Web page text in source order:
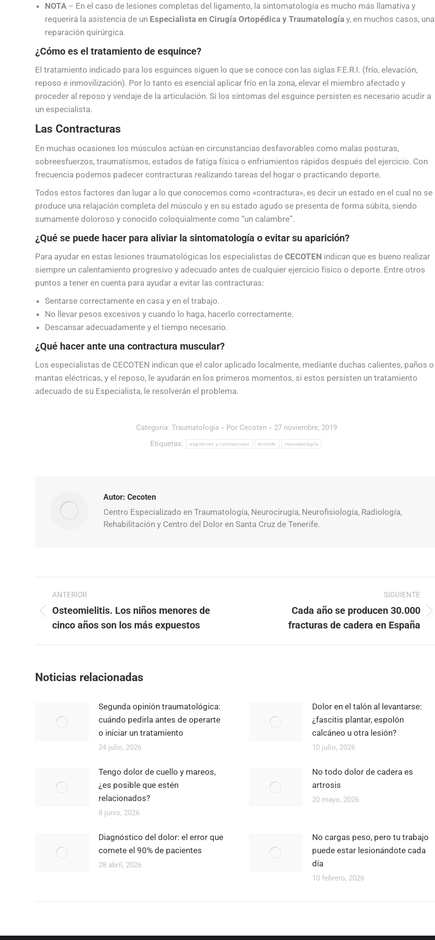
NOTA – En el caso de lesiones completas del ligamento, la sintomatología es mucho más llamativa y
requerirá la asistencia de un Especialista en Cirugía Ortopédica y Traumatología y, en muchos casos, una
reparación quirúrgica.
¿Cómo es el tratamiento de esquince?
El tratamiento indicado para los esguinces siguen lo que se conoce con las siglas F.E.R.I. (frío, elevación,
reposo e inmovilización). Por lo tanto es esencial aplicar frío en la zona, elevar el miembro afectado y
proceder al reposo y vendaje de la articulación. Si los síntomas del esguince persisten es necesario acudir a
un especialista.
Las Contracturas
En muchas ocasiones los músculos actúan en circunstancias desfavorables como malas posturas,
sobreesfuerzos, traumatismos, estados de fatiga física o enfriamientos rápidos después del ejercicio. Con
frecuencia podemos padecer contracturas realizando tareas del hogar o practicando deporte.
Todos estos factores dan lugar a lo que conocemos como «contractura», es decir un estado en el cual no se
produce una relajación completa del músculo y en su estado agudo se presenta de forma súbita, siendo
sumamente doloroso y conocido coloquialmente como “un calambre”.
¿Qué se puede hacer para aliviar la sintomatología o evitar su aparición?
Para ayudar en estas lesiones traumatológicas los especialistas de CECOTEN indican que es bueno realizar
siempre un calentamiento progresivo y adecuado antes de cualquier ejercicio físico o deporte. Entre otros
puntos a tener en cuenta para ayudar a evitar las contracturas:
Sentarse correctamente en casa y en el trabajo.
No llevar pesos excesivos y cuando lo haga, hacerlo correctamente.
Descansar adecuadamente y el tiempo necesario.
¿Qué hacer ante una contractura muscular?
Los especialistas de CECOTEN indican que el calor aplicado localmente, mediante duchas calientes, paños o
mantas eléctricas, y el reposo, le ayudarán en los primeros momentos, si estos persisten un tratamiento
adecuado de su Especialista, le resolverán el problema.
Categoría: Traumatología Por Cecoten
27 noviembre, 2019
Etiquetas:
esguinces y contracturas tenerife traumatología
Autor: Cecoten
Centro Especializado en Traumatología, Neurocirugía, Neurofisiología, Radiología,
Rehabilitación y Centro del Dolor en Santa Cruz de Tenerife.
entre
publicaciones
ANTERIOR
Publicación
anterior:
Osteomielitis. Los niños menores de
cinco años son los más expuestos
SIGUIENTE
Publicación
Cada año se producen 30.000
fracturas de cadera en España
Noticias relacionadas
Segunda opinión traumatológica:
cuándo pedirla antes de operarte
o iniciar un tratamiento
24 julio, 2026
Dolor en el talón al levantarse:
¿fascitis plantar, espolón
calcáneo u otra lesión?
10 julio, 2026
Tengo dolor de cuello y mareos,
¿es posible que estén
relacionados?
8 junio, 2026
No todo dolor de cadera es
artrosis
20 mayo, 2026
Diagnóstico del dolor: el error que
comete el 90% de pacientes
28 abril, 2026
No cargas peso, pero tu trabajo
puede estar lesionándote cada
día
10 febrero, 2026